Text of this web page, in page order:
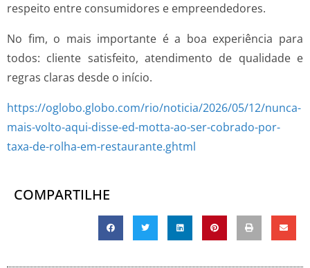
respeito entre consumidores e empreendedores.
No fim, o mais importante é a boa experiência para
todos: cliente satisfeito, atendimento de qualidade e
regras claras desde o início.
https://oglobo.globo.com/rio/noticia/2026/05/12/nunca-
mais-volto-aqui-disse-ed-motta-ao-ser-cobrado-por-
taxa-de-rolha-em-restaurante.ghtml
COMPARTILHE